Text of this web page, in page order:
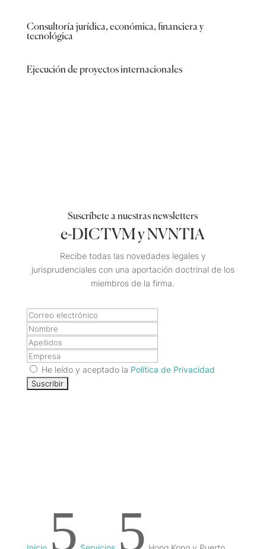
Consultoría jurídica, económica, financiera y
tecnológica
Ejecución de proyectos internacionales
Suscríbete a nuestras newsletters
e-DICTVM y NVNTIA
Recibe todas las novedades legales y
jurisprudenciales con una aportación doctrinal de los
miembros de la firma.
He leído y aceptado la Política de Privacidad
5 5